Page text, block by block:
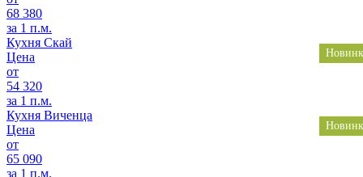
68 380
за 1 п.м.
Кухня Скай
Цена
от
54 320
за 1 п.м.
Кухня Виченца
Цена
от
65 090
за 1 п.м.